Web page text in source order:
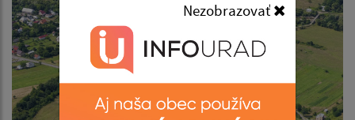
Nezobrazovať